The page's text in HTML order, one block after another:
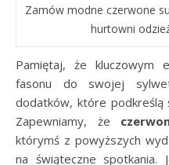
Zamów modne czerwone
hurtowni
Pamiętaj, że kluczowym
fasonu do swojej
dodatków, które podkreślą
Zapewniamy, że
którymś z powyższych
na świąteczne spotkania.